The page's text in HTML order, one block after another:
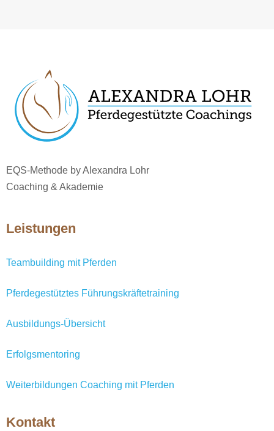
EQS-Methode by Alexandra Lohr
Coaching & Akademie
Leistungen
Teambuilding mit Pferden
Pferdegestütztes Führungskräftetraining
Ausbildungs-Übersicht
Erfolgsmentoring
Weiterbildungen Coaching mit Pferden
Kontakt